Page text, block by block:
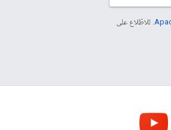
. للاطّلاع على